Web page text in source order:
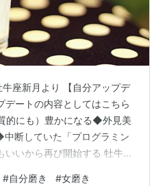
座新月より 【自分アップデ
デートの内容としてはこちら
的にも）豊かになる◆外見美
断していた「プログラミン
いいから再び開始する 牡牛座
#自分磨き #女磨き